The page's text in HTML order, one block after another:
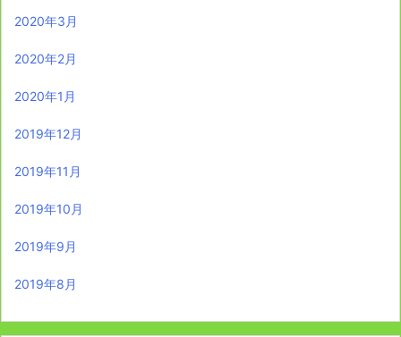
2020年3月
2020年2月
2020年1月
2019年12月
2019年11月
2019年10月
2019年9月
2019年8月